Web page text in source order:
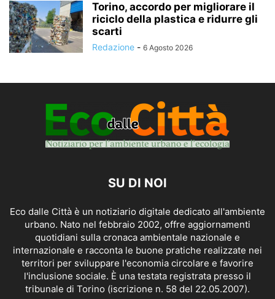
Torino, accordo per migliorare il
riciclo della plastica e ridurre gli
scarti
Redazione - 6 Agosto 2026
SU DI NOI
Eco dalle Città è un notiziario digitale dedicato all'ambiente
urbano. Nato nel febbraio 2002, offre aggiornamenti
quotidiani sulla cronaca ambientale nazionale e
internazionale e racconta le buone pratiche realizzate nei
territori per sviluppare l'economia circolare e favorire
l'inclusione sociale. È una testata registrata presso il
tribunale di Torino (iscrizione n. 58 del 22.05.2007).